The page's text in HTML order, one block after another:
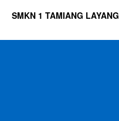
SMKN 1 TAMIANG LAYANG